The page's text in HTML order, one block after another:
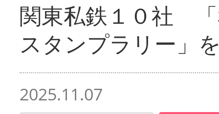
関東私鉄１０社
スタンプラリー」
2025.11.07